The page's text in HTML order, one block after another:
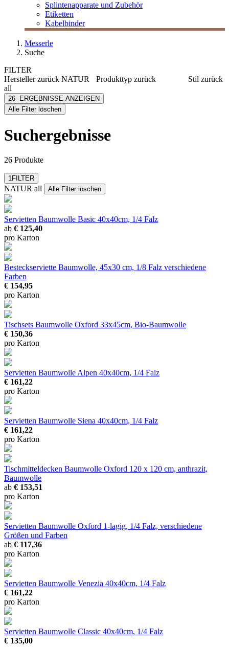
Splintenapparate und Zubehör
Etiketten
Kabelbinder
Messerle
Suche
FILTER
Herstellerzurück NATUR
all
NATUR all
[e] one
3M
mehr anzeigen
Produkttyp zurück
Stil zurück
26
ERGEBNISSE ANZEIGEN
Alle Filter löschen
Suchergebnisse
26 Produkte
1FILTER
NATUR all Alle Filter löschen
Servietten Baumwolle Basic 40x40cm, 1/4 Falz
ab € 125,40
pro Karton
Besteckserviette Baumwolle, 45x30 cm, 1/8 Falz verschiedene
Farben
€ 154,95
pro Karton
Tischsets Baumwolle Oxford 33x45cm, Bio-Baumwolle
€ 150,36
pro Karton
Servietten Baumwolle Alpen 40x40cm, 1/4 Falz
€ 161,22
pro Karton
Servietten Baumwolle Siena 40x40cm, 1/4 Falz
€ 161,22
pro Karton
Tischmitteldecken Baumwolle Oxford 120 x 120 cm, anthrazit,
Baumwolle
ab € 153,51
pro Karton
Servietten Baumwolle Oxford 1-lagig, 1/4 Falz, verschiedene
Größen und Farben
ab € 117,36
pro Karton
Servietten Baumwolle Venezia 40x40cm, 1/4 Falz
€ 161,22
pro Karton
Servietten Baumwolle Classic 40x40cm, 1/4 Falz
€ 135,00